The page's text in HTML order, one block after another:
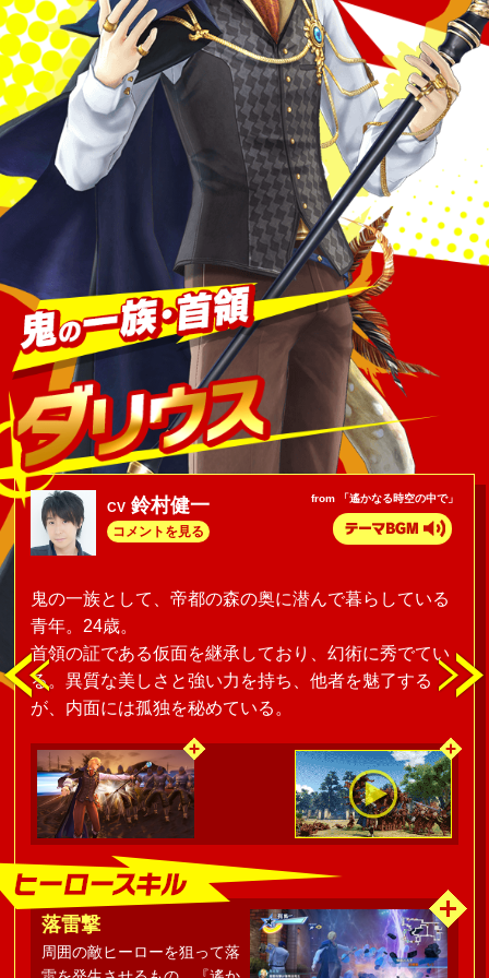
CV鈴村健一
コメントを見る
from 「遙かなる時空の中で」
鬼の一族として、帝都の森の奥に潜んで暮らしている
青年。24歳。
首領の証である仮面を継承しており、幻術に秀でてい
る。異質な美しさと強い力を持ち、他者を魅了する
が、内面には孤独を秘めている。
落雷撃
周囲の敵ヒーローを狙って落